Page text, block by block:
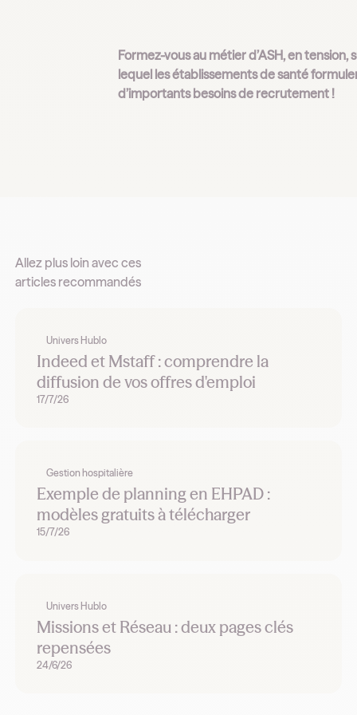
Formez-vous au métier d’ASH, en tension,
lequel les établissements de santé
d’importants besoins de recrutement !
Allez plus loin avec ces
articles recommandés
Univers Hublo
Indeed et Mstaff : comprendre la
diffusion de vos offres d'emploi
17/7/26
Gestion hospitalière
Exemple de planning en EHPAD :
modèles gratuits à télécharger
15/7/26
Univers Hublo
Missions et Réseau : deux pages clés
repensées
24/6/26